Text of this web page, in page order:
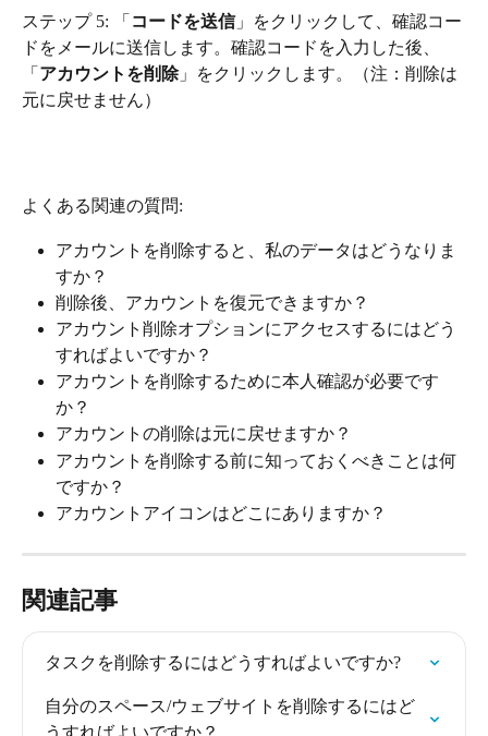
ステップ 5: 「 コードを送信」をクリックして、確認コー
ドをメールに送信します。確認コードを入力した後、
「 アカウントを削除」をクリックします。（注：削除は
元に戻せません）
よくある関連の質問:
アカウントを削除すると、私のデータはどうなりま
すか？
削除後、アカウントを復元できますか？
アカウント削除オプションにアクセスするにはどう
すればよいですか？
アカウントを削除するために本人確認が必要です
か？
アカウントの削除は元に戻せますか？
アカウントを削除する前に知っておくべきことは何
ですか？
アカウントアイコンはどこにありますか？
関連記事
タスクを削除するにはどうすればよいですか?
自分のスペース/ウェブサイトを削除するにはど
うすればよいですか？